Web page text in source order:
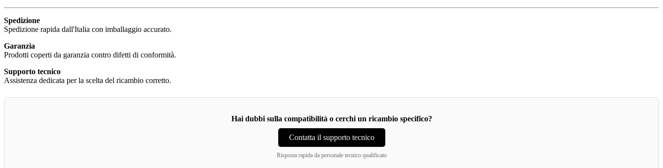
Spedizione
Spedizione rapida dall'Italia con imballaggio accurato.
Garanzia
Prodotti coperti da garanzia contro difetti di conformità.
Supporto tecnico
Assistenza dedicata per la scelta del ricambio corretto.
Hai dubbi sulla compatibilità o cerchi un ricambio specifico?
Contatta il supporto tecnico
Risposta rapida da personale tecnico qualificato